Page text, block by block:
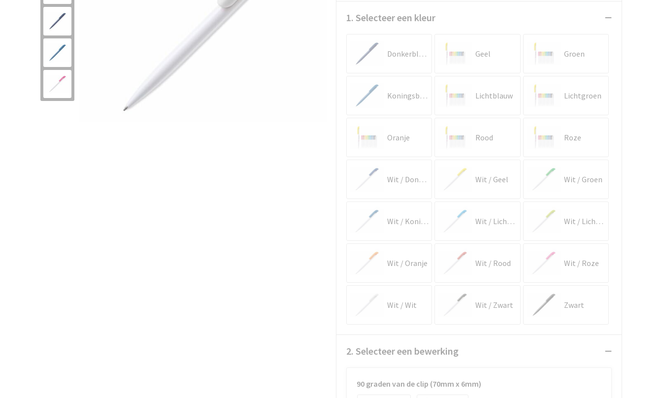
1. Selecteer een kleur
Donkerblauw Geel Groen
Koningsblauw Lichtblauw Lichtgroen
Oranje Rood Roze
Wit / Donkerblauw Wit / Geel Wit / Groen
Wit / Koningsblauw Wit / Lichtblauw Wit / Lichtgroen
Wit / Oranje Wit / Rood Wit / Roze
Wit / Wit Wit / Zwart Zwart
2. Selecteer een bewerking
90 graden van de clip (70mm x 6mm)